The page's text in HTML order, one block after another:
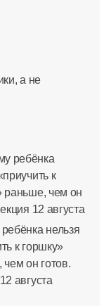
а не
нельзя
к горшку»
он готов.
августа